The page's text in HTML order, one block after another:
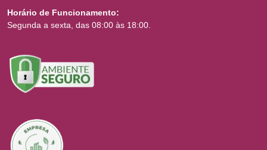
Horário de Funcionamento:
Segunda a sexta, das 08:00 às 18:00.